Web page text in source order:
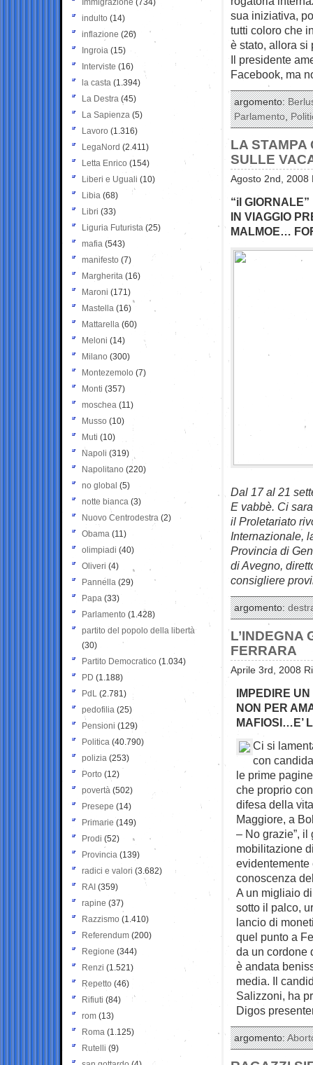
sua iniziativa,
tutti coloro che
è stato, allora si
Il presidente
Facebook, ma
argomento:
Parlamento,
LA STAMPA
SULLE
Agosto 2nd, 2008
“il
IN VIAGGIO
MALMOE…
Dal 17 al 21
E vabbè. Ci
il Proletariato
Internazionale,
Provincia di
di Avegno,
consigliere
argomento:
L’INDEGNA
FERRARA
Aprile 3rd, 2008
IMPEDIRE
NON PER
MAFIOSI…E’
Ci si
con
le prime
che proprio
difesa della
Maggiore, a
– No grazie”,
mobilitazione
evidentemente
conoscenza
A un migliaio
sotto il palco,
lancio di
quel punto a
da un cordone
è andata
media. Il
Salizzoni, ha
Digos
argomento:
Immigrazione (734)
indulto (14)
inflazione (26)
Ingroia (15)
Interviste (16)
la casta (1.394)
La Destra (45)
La Sapienza (5)
Lavoro (1.316)
LegaNord (2.411)
Letta Enrico (154)
Liberi e Uguali (10)
Libia (68)
Libri (33)
Liguria Futurista (25)
mafia (543)
manifesto (7)
Margherita (16)
Maroni (171)
Mastella (16)
Mattarella (60)
Meloni (14)
Milano (300)
Montezemolo (7)
Monti (357)
moschea (11)
Musso (10)
Muti (10)
Napoli (319)
Napolitano (220)
no global (5)
notte bianca (3)
Nuovo Centrodestra (2)
Obama (11)
olimpiadi (40)
Oliveri (4)
Pannella (29)
Papa (33)
Parlamento (1.428)
partito del popolo della libertà
(30)
Partito Democratico (1.034)
PD (1.188)
PdL (2.781)
pedofilia (25)
Pensioni (129)
Politica (40.790)
polizia (253)
Porto (12)
povertà (502)
Presepe (14)
Primarie (149)
Prodi (52)
Provincia (139)
radici e valori (3.682)
RAI (359)
rapine (37)
Razzismo (1.410)
Referendum (200)
Regione (344)
Renzi (1.521)
Repetto (46)
Rifiuti (84)
rom (13)
Roma (1.125)
Rutelli (9)